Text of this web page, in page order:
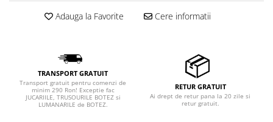
Adauga la Favorite Cere informatii
TRANSPORT GRATUIT
Transport gratuit pentru comenzi de
minim 290 Ron! Exceptie fac
JUCARIILE, TRUSOURILE BOTEZ si
LUMANARILE de BOTEZ.
RETUR GRATUIT
Ai drept de retur pana la 20 zile si
retur gratuit.